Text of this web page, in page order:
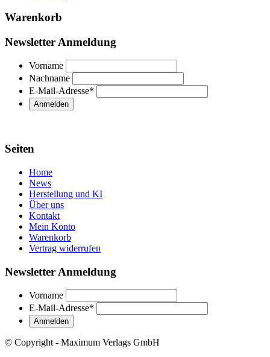
Warenkorb
Newsletter Anmeldung
Vorname
Nachname
E-Mail-Adresse*
Seiten
Home
News
Herstellung und KI
Über uns
Kontakt
Mein Konto
Warenkorb
Vertrag widerrufen
Newsletter Anmeldung
Vorname
E-Mail-Adresse*
© Copyright - Maximum Verlags GmbH